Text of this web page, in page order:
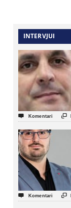
INTERVJUI
 Komentari 
 Komentari 